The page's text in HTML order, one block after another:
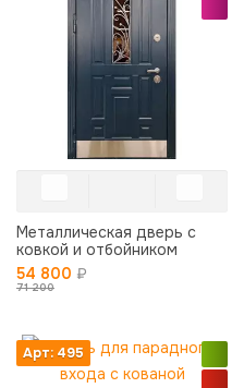
Металлическая дверь с
ковкой и отбойником
54 800 ₽
71 200
Арт: 495